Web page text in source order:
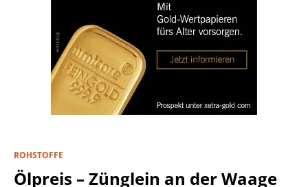
ROHSTOFFE
Ölpreis – Zünglein an der Waage